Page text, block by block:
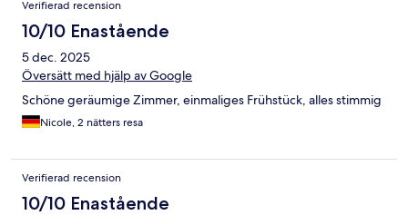
Verifierad recension
10/10 Enastående
5 dec. 2025
Översätt med hjälp av Google
Schöne geräumige Zimmer, einmaliges Frühstück, alles stimmig
Nicole, 2 nätters resa
Verifierad recension
10/10 Enastående